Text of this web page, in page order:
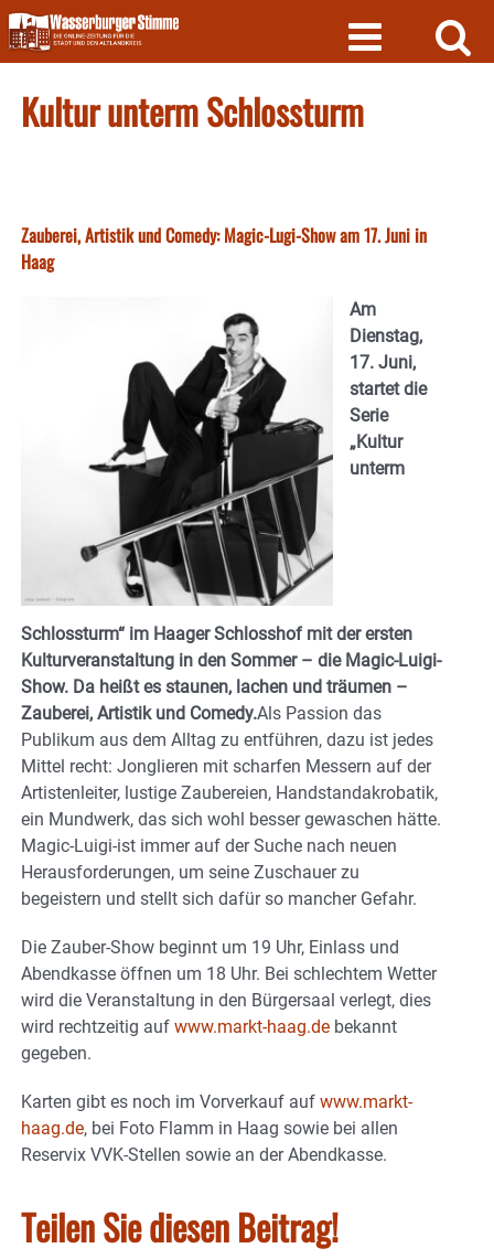
Skip
to
content
Kultur unterm Schlossturm
Zauberei, Artistik und Comedy: Magic-Lugi-Show am 17. Juni in
Haag
Am
Dienstag,
17. Juni,
startet die
Serie
„Kultur
unterm
Schlossturm“ im Haager Schlosshof mit der ersten
Kulturveranstaltung in den Sommer – die Magic-Luigi-
Show. Da heißt es staunen, lachen und träumen –
Zauberei, Artistik und Comedy.Als Passion das
Publikum aus dem Alltag zu entführen, dazu ist jedes
Mittel recht: Jonglieren mit scharfen Messern auf der
Artistenleiter, lustige Zaubereien, Handstandakrobatik,
ein Mundwerk, das sich wohl besser gewaschen hätte.
Magic-Luigi-ist immer auf der Suche nach neuen
Herausforderungen, um seine Zuschauer zu
begeistern und stellt sich dafür so mancher Gefahr.
Die Zauber-Show beginnt um 19 Uhr, Einlass und
Abendkasse öffnen um 18 Uhr. Bei schlechtem Wetter
wird die Veranstaltung in den Bürgersaal verlegt, dies
wird rechtzeitig auf www.markt-haag.de bekannt
gegeben.
Karten gibt es noch im Vorverkauf auf www.markt-
haag.de, bei Foto Flamm in Haag sowie bei allen
Reservix VVK-Stellen sowie an der Abendkasse.
Teilen Sie diesen Beitrag!